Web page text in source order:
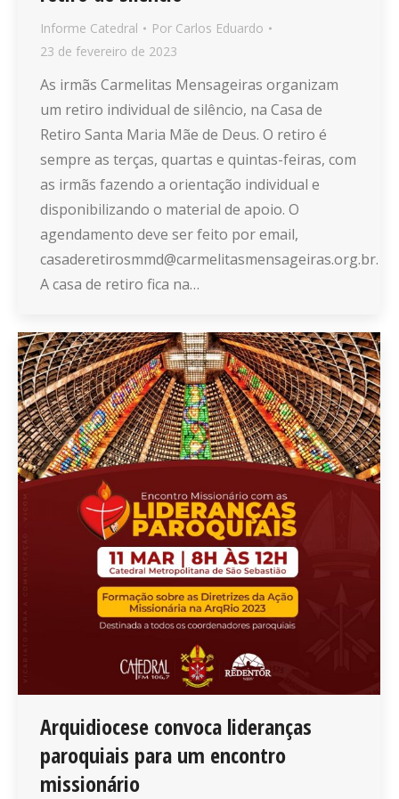
Informe Catedral Por Carlos Eduardo
23 de fevereiro de 2023
As irmãs Carmelitas Mensageiras organizam
um retiro individual de silêncio, na Casa de
Retiro Santa Maria Mãe de Deus. O retiro é
sempre as terças, quartas e quintas-feiras, com
as irmãs fazendo a orientação individual e
disponibilizando o material de apoio. O
agendamento deve ser feito por email,
casaderetirosmmd@carmelitasmensageiras.org.br.
A casa de retiro fica na…
Arquidiocese convoca lideranças
paroquiais para um encontro
missionário